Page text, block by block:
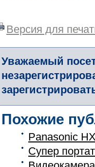
Версия для
Уважаемый
Похожие
Panasonic
Супер